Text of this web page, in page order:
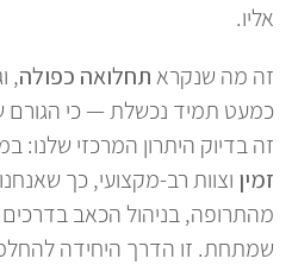
אליו.
זה מה שנקרא תחלואה כפולה,
כמעט תמיד נכשלת — כי הגורם
זה בדיוק היתרון המרכזי שלנו:
זמין וצוות רב-מקצועי, כך
מהתרופה, בניהול הכאב בדרכים
שמתחת. זו הדרך היחידה